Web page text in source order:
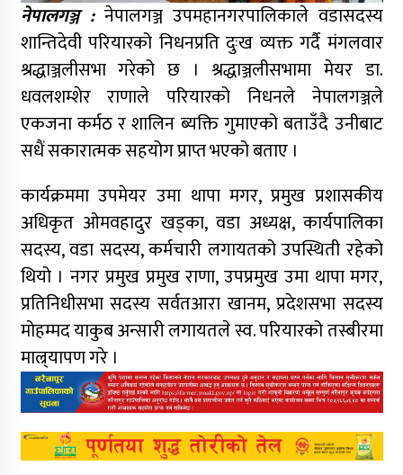
नेपालगञ्ज : नेपालगञ्ज उपमहानगरपालिकाले वडासदस्य
शान्तिदेवी परियारको निधनप्रति दुःख व्यक्त गर्दै मंगलवार
श्रद्धाञ्जलीसभा गरेको छ । श्रद्धाञ्जलीसभामा मेयर डा.
धवलशम्शेर राणाले परियारको निधनले नेपालगञ्जले
एकजना कर्मठ र शालिन ब्यक्ति गुमाएको बताउँदै उनीबाट
सधैं सकारात्मक सहयोग प्राप्त भएको बताए ।
कार्यक्रममा उपमेयर उमा थापा मगर, प्रमुख प्रशासकीय
अधिकृत ओमवहादुर खड्का, वडा अध्यक्ष, कार्यपालिका
सदस्य, वडा सदस्य, कर्मचारी लगायतको उपस्थिती रहेको
थियो । नगर प्रमुख प्रमुख राणा, उपप्रमुख उमा थापा मगर,
प्रतिनिधीसभा सदस्य सर्वतआरा खानम, प्रदेशसभा सदस्य
मोहम्मद याकुब अन्सारी लगायतले स्व. परियारको तस्बीरमा
माल्र्यापण गरे ।